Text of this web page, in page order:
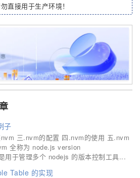
直接用于生产环境！
子
三.nvm的配置 四.nvm的使用 五.nvm
全称为 node.js version
用于管理多个 nodejs 的版本控制工具...
Table 的实现